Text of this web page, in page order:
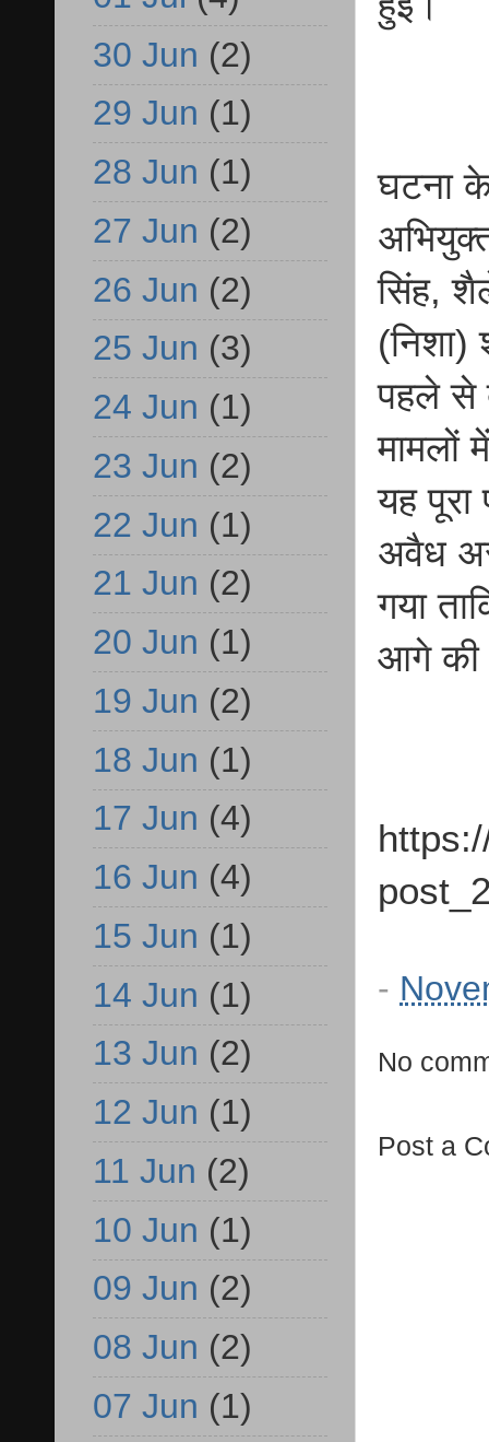
घटना
सिंह,
पहले से
मामलों
यह पूरा
अवैध
गया
आगे की
-
No
Post a
30 Jun (2)
29 Jun (1)
28 Jun (1)
27 Jun (2)
26 Jun (2)
25 Jun (3)
24 Jun (1)
23 Jun (2)
22 Jun (1)
21 Jun (2)
20 Jun (1)
19 Jun (2)
18 Jun (1)
17 Jun (4)
16 Jun (4)
15 Jun (1)
14 Jun (1)
13 Jun (2)
12 Jun (1)
11 Jun (2)
10 Jun (1)
09 Jun (2)
08 Jun (2)
07 Jun (1)